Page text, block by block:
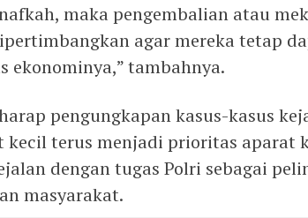
maka pengembalian atau
agar mereka tetap
ekonominya,” tambahnya.
pengungkapan kasus-kasus
kecil terus menjadi prioritas aparat
dengan tugas Polri sebagai
masyarakat.